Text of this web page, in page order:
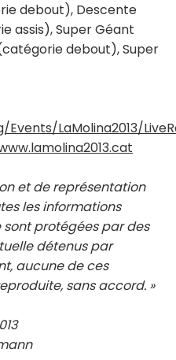
debout), Descente
assis), Super Géant
debout), Super
LaMolina2013/
et de représentation
les informations
protégées par des
détenus par
aucune de ces
sans accord. »